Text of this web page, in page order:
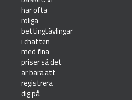
har ofta
roliga
bettingtävlingar
i chatten
med fina
priser så det
är bara att
registrera
dig på